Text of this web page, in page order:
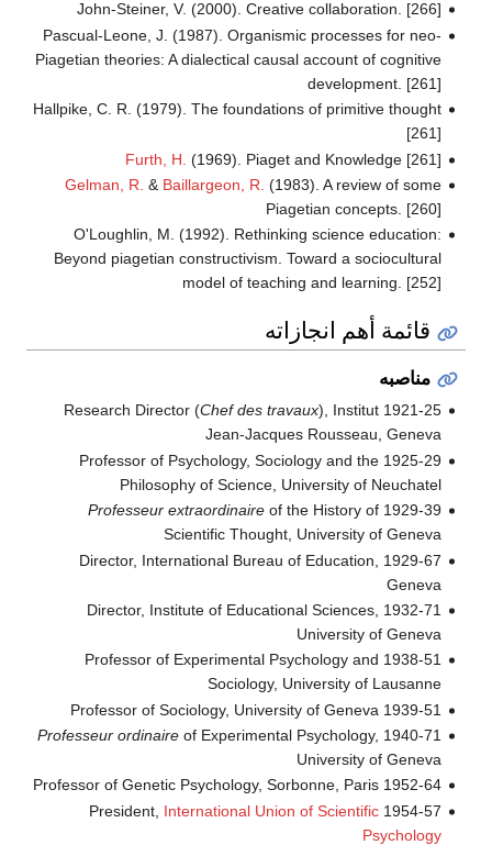
John-Steiner, V. (2000). Creative collaboration. [266]
Pascual-Leone, J. (1987). Organismic processes for neo-
Piagetian theories: A dialectical causal account of cognitive
development. [261]
Hallpike, C. R. (1979). The foundations of primitive thought
[261]
Furth, H. (1969). Piaget and Knowledge [261]
Gelman, R. & Baillargeon, R. (1983). A review of some
Piagetian concepts. [260]
O'Loughlin, M. (1992). Rethinking science education:
Beyond piagetian constructivism. Toward a sociocultural
model of teaching and learning. [252]
قائمة أهم انجازاته
مناصبه
1921-25 Research Director (
Chef des travaux), Institut
Jean-Jacques Rousseau, Geneva
1925-29 Professor of Psychology, Sociology and the
Philosophy of Science, University of Neuchatel
1929-39
Professeur extraordinaireof the History of
Scientific Thought, University of Geneva
1929-67 Director, International Bureau of Education,
Geneva
1932-71 Director, Institute of Educational Sciences,
University of Geneva
1938-51 Professor of Experimental Psychology and
Sociology, University of Lausanne
1939-51 Professor of Sociology, University of Geneva
1940-71
Professeur ordinaireof Experimental Psychology,
University of Geneva
1952-64 Professor of Genetic Psychology, Sorbonne, Paris
1954-57 President,
International Union of Scientific
Psychology